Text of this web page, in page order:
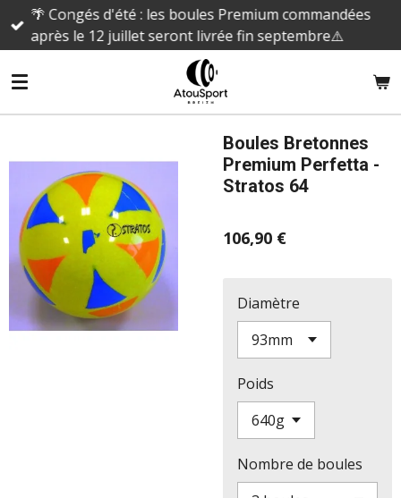
Passer
principal
🌴 Congés d'été : les boules Premium commandées
après le 12 juillet seront livrée fin septembre⚠️
Boules Bretonnes
Premium Perfetta -
Stratos 64
106,90 €
Diamètre
Poids
Nombre de boules